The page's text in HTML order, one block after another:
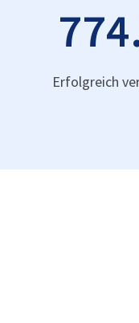
Erfolgreich